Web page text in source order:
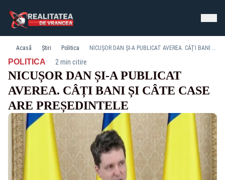
Acasă Știri Politica NICUȘOR DAN ȘI-A PUBLICAT AVEREA. CÂȚI BANI ȘI CÂTE CASE ARE PREȘEDINTELE
POLITICA· 2 min citire
NICUȘOR DAN ȘI-A PUBLICAT
AVEREA. CÂȚI BANI ȘI CÂTE CASE
ARE PREȘEDINTELE